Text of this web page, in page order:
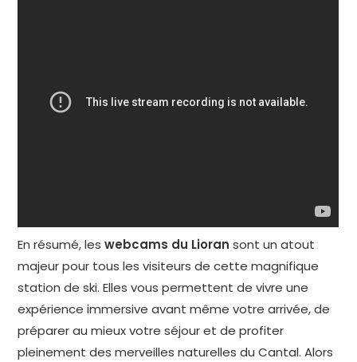
En résumé, leswebcams du Lioran sont un atout
majeur pour tous les visiteurs de cette magnifique
station de ski. Elles vous permettent de vivre une
expérience immersive avant même votre arrivée, de
préparer au mieux votre séjour et de profiter
pleinement des merveilles naturelles du Cantal. Alors